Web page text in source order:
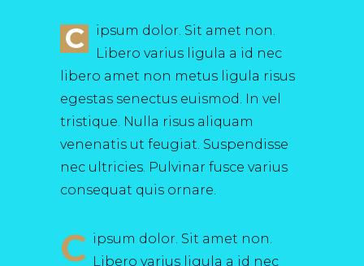
C
ipsum dolor. Sit amet non.
Libero varius ligula a id nec
libero amet non metus ligula risus
egestas senectus euismod. In vel
tristique. Nulla risus aliquam
venenatis ut feugiat. Suspendisse
nec ultricies. Pulvinar fusce varius
consequat quis ornare.
C ipsum dolor. Sit amet non.
Libero varius ligula a id nec